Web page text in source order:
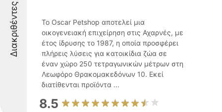
Διακριθέντες
Το Oscar Petshop αποτελεί μια
οικογενειακή επιχείρηση στις Αχαρνές, με
έτος ίδρυσης το 1987, η οποία προσφέρει
πλήρεις λύσεις για κατοικίδια ζώα σε
έναν χώρο 250 τετραγωνικών μέτρων στη
Λεωφόρο Θρακομακεδόνων 10. Εκεί
διατίθενται προϊόντα ...
8.5